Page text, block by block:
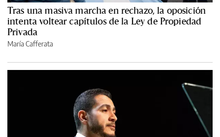
Tras una masiva marcha en rechazo, la oposición
intenta voltear capítulos de la Ley de Propiedad
Privada
María Cafferata